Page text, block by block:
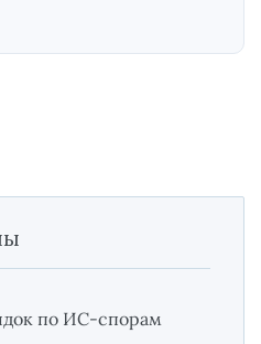
по ИС-спорам